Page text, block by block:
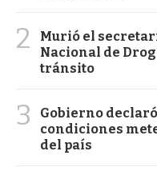
2
Murió el
Nacional de
tránsito
3
Gobierno
condiciones
del país